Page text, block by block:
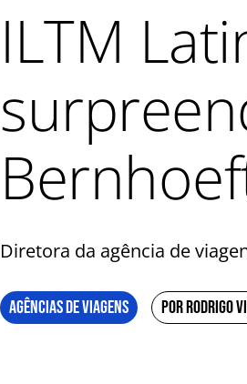
ILTM
Diretora da agência de
AGÊNCIAS DE VIAGENS POR RODRIGO